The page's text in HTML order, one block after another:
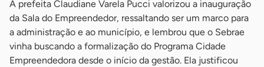
A prefeita Claudiane Varela Pucci valorizou a inauguração
da Sala do Empreendedor, ressaltando ser um marco para
a administração e ao município, e lembrou que o Sebrae
vinha buscando a formalização do Programa Cidade
Empreendedora desde o início da gestão. Ela justificou